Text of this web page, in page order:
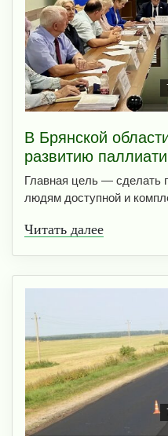
В Брянской
развитию
Главная цель — сделать
людям доступной и
Читать далее